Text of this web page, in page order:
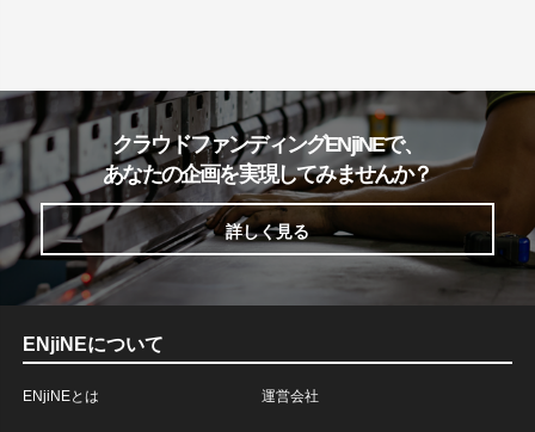
クラウドファンディングENjiNEで、
あなたの企画を実現してみませんか？
詳しく見る
ENjiNEについて
ENjiNEとは 運営会社